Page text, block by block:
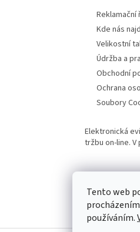
Tento web
používáním.
Reklamační
Kde nás
Velikostní
Údržba a
Obchodní
Ochrana
Soubory
Elektronická
tržbu on-line.